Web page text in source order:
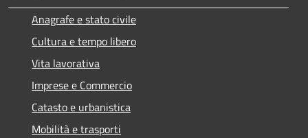
Anagrafe e stato civile
Cultura e tempo libero
Vita lavorativa
Imprese e Commercio
Catasto e urbanistica
Mobilità e trasporti